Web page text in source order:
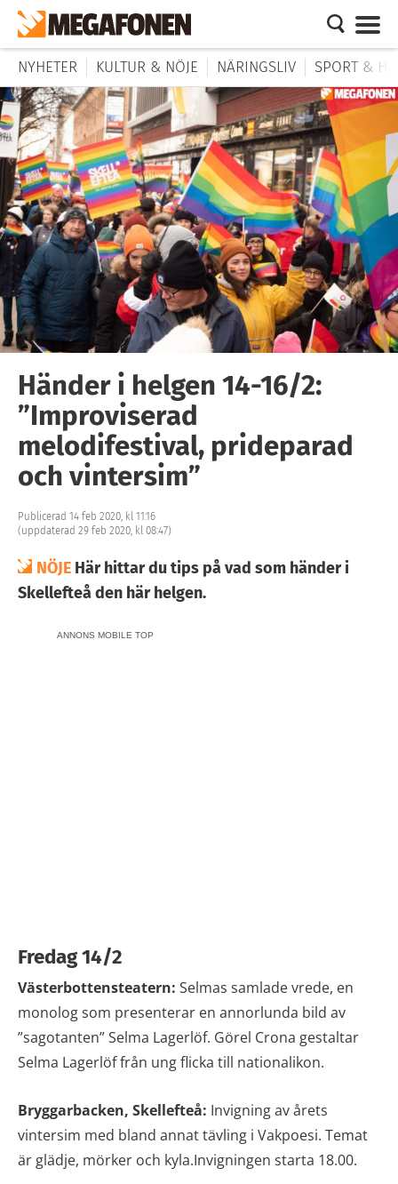
NYHETER KULTUR & NÖJE NÄRINGSLIV SPORT &
Händer i helgen 14-16/2:
”Improviserad
melodifestival, prideparad
och vintersim”
Publicerad 14 feb 2020, kl 11:16
(uppdaterad 29 feb 2020, kl 08:47)
NÖJE Här hittar du tips på vad som händer i
Skellefteå den här helgen.
ANNONS MOBILE TOP
Fredag 14/2
Västerbottensteatern: Selmas samlade vrede, en
monolog som presenterar en annorlunda bild av
”sagotanten” Selma Lagerlöf. Görel Crona gestaltar
Selma Lagerlöf från ung flicka till nationalikon.
Bryggarbacken, Skellefteå: Invigning av årets
vintersim med bland annat tävling i Vakpoesi. Temat
är glädje, mörker och kyla.Invigningen starta 18.00.